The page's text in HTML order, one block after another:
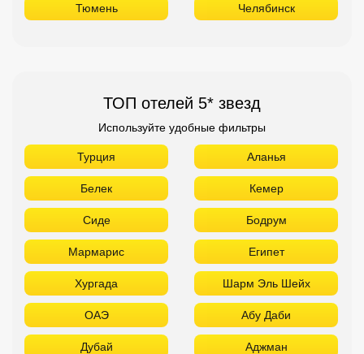
Тюмень Челябинск
ТОП отелей 5* звезд
Используйте удобные фильтры
Турция Аланья
Белек Кемер
Сиде Бодрум
Мармарис Египет
Хургада Шарм Эль Шейх
ОАЭ Абу Даби
Дубай Аджман